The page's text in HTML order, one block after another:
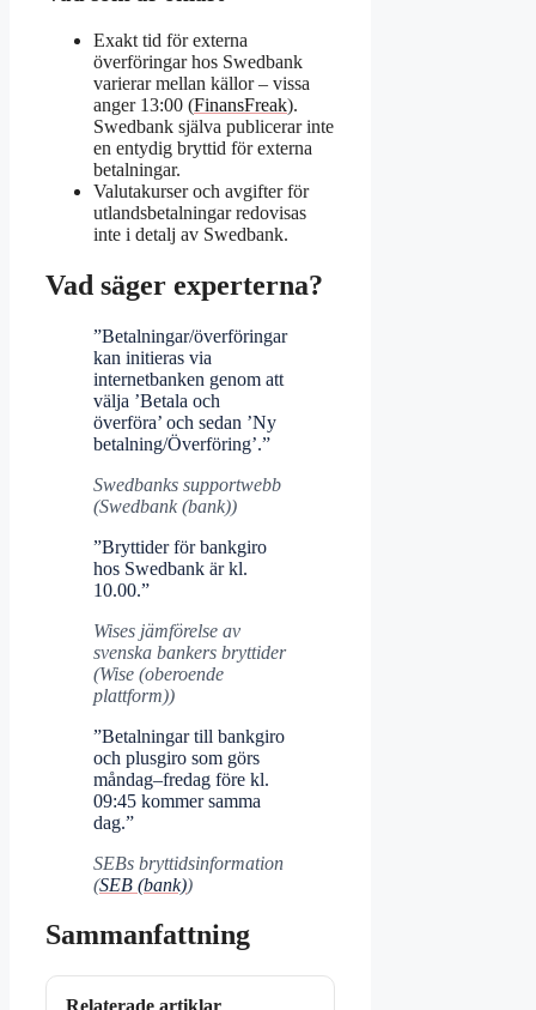
Exakt tid för externa
överföringar hos Swedbank
varierar mellan källor – vissa
anger 13:00 (FinansFreak).
Swedbank själva publicerar inte
en entydig bryttid för externa
betalningar.
Valutakurser och avgifter för
utlandsbetalningar redovisas
inte i detalj av Swedbank.
Vad säger experterna?
”Betalningar/överföringar
kan initieras via
internetbanken genom att
välja ’Betala och
överföra’ och sedan ’Ny
betalning/Överföring’.”
Swedbanks supportwebb
(Swedbank (bank))
”Bryttider för bankgiro
hos Swedbank är kl.
10.00.”
Wises jämförelse av
svenska bankers bryttider
(Wise (oberoende
plattform))
”Betalningar till bankgiro
och plusgiro som görs
måndag–fredag före kl.
09:45 kommer samma
dag.”
SEBs bryttidsinformation
(SEB (bank))
Sammanfattning